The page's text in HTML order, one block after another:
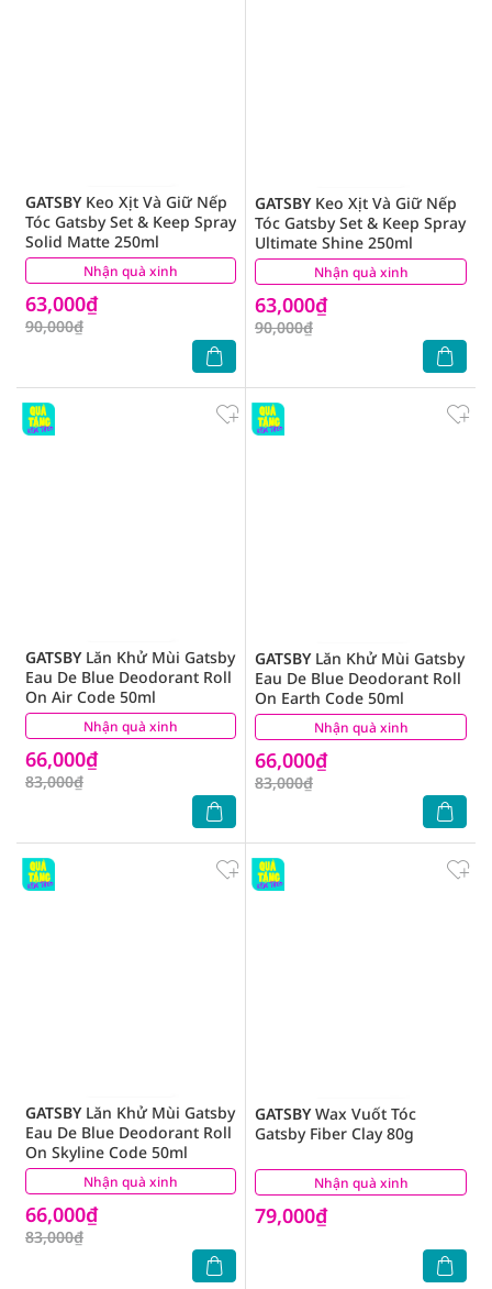
Nhận quà xinh
GATSBYKeo Xịt Và Giữ Nếp
Tóc Gatsby Set & Keep Spray
Solid Matte 250ml
63,000₫
90,000₫
(0) Nhận quà xinh
GATSBYKeo Xịt Và Giữ Nếp
Tóc Gatsby Set & Keep Spray
Ultimate Shine 250ml
63,000₫
90,000₫
(0)
Nhận quà xinh
GATSBYLăn Khử Mùi Gatsby
Eau De Blue Deodorant Roll
On Air Code 50ml
66,000₫
83,000₫
(0) Nhận quà xinh
GATSBYLăn Khử Mùi Gatsby
Eau De Blue Deodorant Roll
On Earth Code 50ml
66,000₫
83,000₫
(0)
Nhận quà xinh
GATSBYLăn Khử Mùi Gatsby
Eau De Blue Deodorant Roll
On Skyline Code 50ml
66,000₫
83,000₫
(0) Nhận quà xinh
GATSBYWax Vuốt Tóc
Gatsby Fiber Clay 80g
79,000₫
(0)